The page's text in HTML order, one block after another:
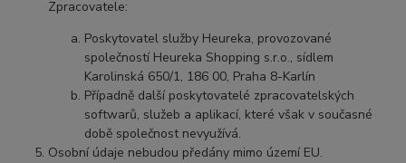
Zpracovatele:
Poskytovatel služby Heureka, provozované
společností Heureka Shopping s.r.o., sídlem
Karolinská 650/1, 186 00, Praha 8-Karlín
Případně další poskytovatelé zpracovatelských
softwarů, služeb a aplikací, které však v současné
době společnost nevyužívá.
Osobní údaje nebudou předány mimo území EU.